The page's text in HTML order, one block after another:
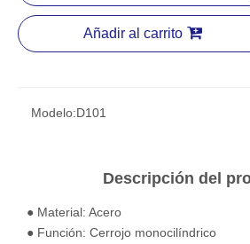
Añadir al carrito
Modelo:D101
Descripción del
● Material: Acero
● Función: Cerrojo monocilíndrico